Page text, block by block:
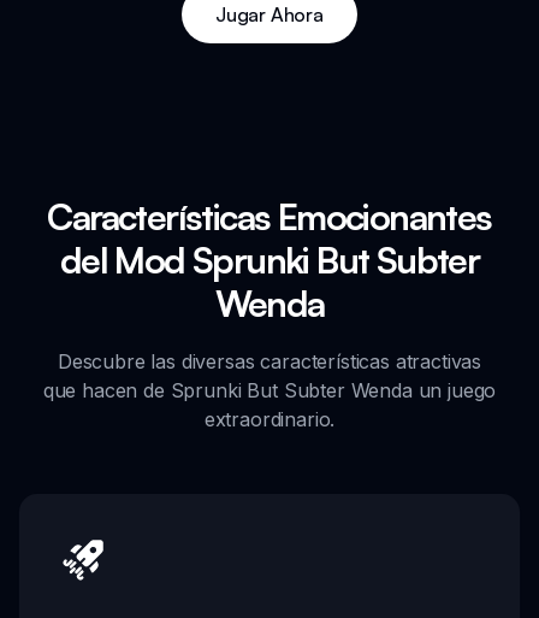
Jugar Ahora
Características Emocionantes
del Mod Sprunki But Subter
Wenda
Descubre las diversas características atractivas
que hacen de Sprunki But Subter Wenda un juego
extraordinario.